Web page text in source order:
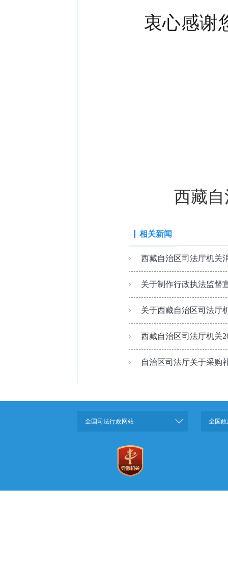
衷心感谢
西藏
相关新闻
西藏自治区司法厅机关
关于制作行政执法监督
关于西藏自治区司法厅
西藏自治区司法厅机关
自治区司法厅关于采购
全国司法行政网站 全国